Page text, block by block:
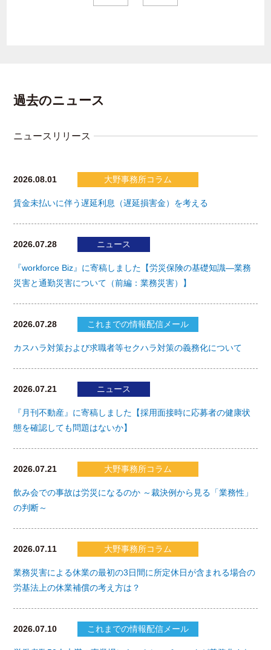
過去のニュース
ニュースリリース
2026.08.01 大野事務所コラム
賃金未払いに伴う遅延利息（遅延損害金）を考える
2026.07.28 ニュース
『workforce Biz』に寄稿しました【労災保険の基礎知識―業務
災害と通勤災害について（前編：業務災害）】
2026.07.28 これまでの情報配信メール
カスハラ対策および求職者等セクハラ対策の義務化について
2026.07.21 ニュース
『月刊不動産』に寄稿しました【採用面接時に応募者の健康状
態を確認しても問題はないか】
2026.07.21 大野事務所コラム
飲み会での事故は労災になるのか ～裁決例から見る「業務性」
の判断～
2026.07.11 大野事務所コラム
業務災害による休業の最初の3日間に所定休日が含まれる場合の
労基法上の休業補償の考え方は？
2026.07.10 これまでの情報配信メール